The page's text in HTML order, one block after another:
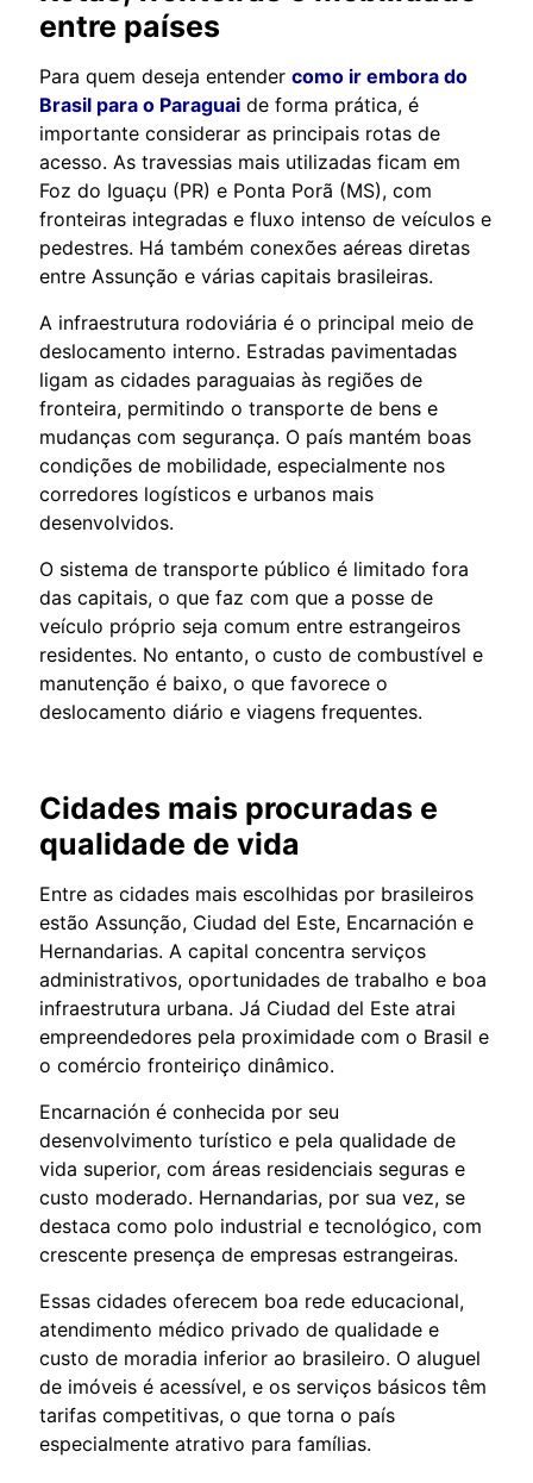
entre países
Para quem deseja entender como ir embora do
Brasil para o Paraguai de forma prática, é
importante considerar as principais rotas de
acesso. As travessias mais utilizadas ficam em
Foz do Iguaçu (PR) e Ponta Porã (MS), com
fronteiras integradas e fluxo intenso de veículos e
pedestres. Há também conexões aéreas diretas
entre Assunção e várias capitais brasileiras.
A infraestrutura rodoviária é o principal meio de
deslocamento interno. Estradas pavimentadas
ligam as cidades paraguaias às regiões de
fronteira, permitindo o transporte de bens e
mudanças com segurança. O país mantém boas
condições de mobilidade, especialmente nos
corredores logísticos e urbanos mais
desenvolvidos.
O sistema de transporte público é limitado fora
das capitais, o que faz com que a posse de
veículo próprio seja comum entre estrangeiros
residentes. No entanto, o custo de combustível e
manutenção é baixo, o que favorece o
deslocamento diário e viagens frequentes.
Cidades mais procuradas e
qualidade de vida
Entre as cidades mais escolhidas por brasileiros
estão Assunção, Ciudad del Este, Encarnación e
Hernandarias. A capital concentra serviços
administrativos, oportunidades de trabalho e boa
infraestrutura urbana. Já Ciudad del Este atrai
empreendedores pela proximidade com o Brasil e
o comércio fronteiriço dinâmico.
Encarnación é conhecida por seu
desenvolvimento turístico e pela qualidade de
vida superior, com áreas residenciais seguras e
custo moderado. Hernandarias, por sua vez, se
destaca como polo industrial e tecnológico, com
crescente presença de empresas estrangeiras.
Essas cidades oferecem boa rede educacional,
atendimento médico privado de qualidade e
custo de moradia inferior ao brasileiro. O aluguel
de imóveis é acessível, e os serviços básicos têm
tarifas competitivas, o que torna o país
especialmente atrativo para famílias.